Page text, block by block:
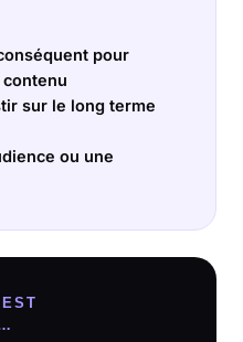
pour
sur le long terme
ou une